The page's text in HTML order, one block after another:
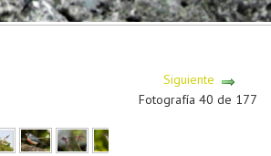
Siguiente
Fotografía 40 de 177